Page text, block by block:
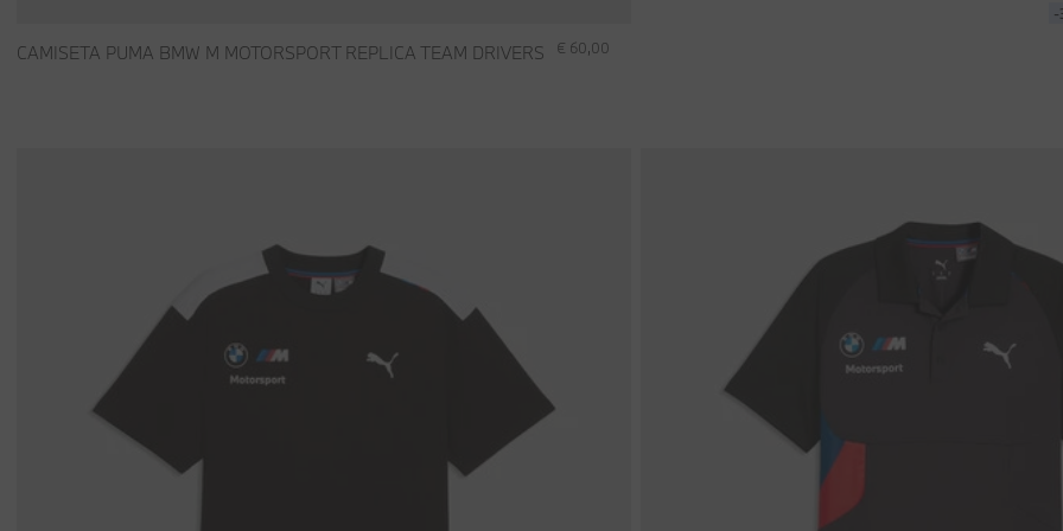
€ 60,00
CAMISETA PUMA BMW M MOTORSPORT REPLICA TEAM DRIVERS
-